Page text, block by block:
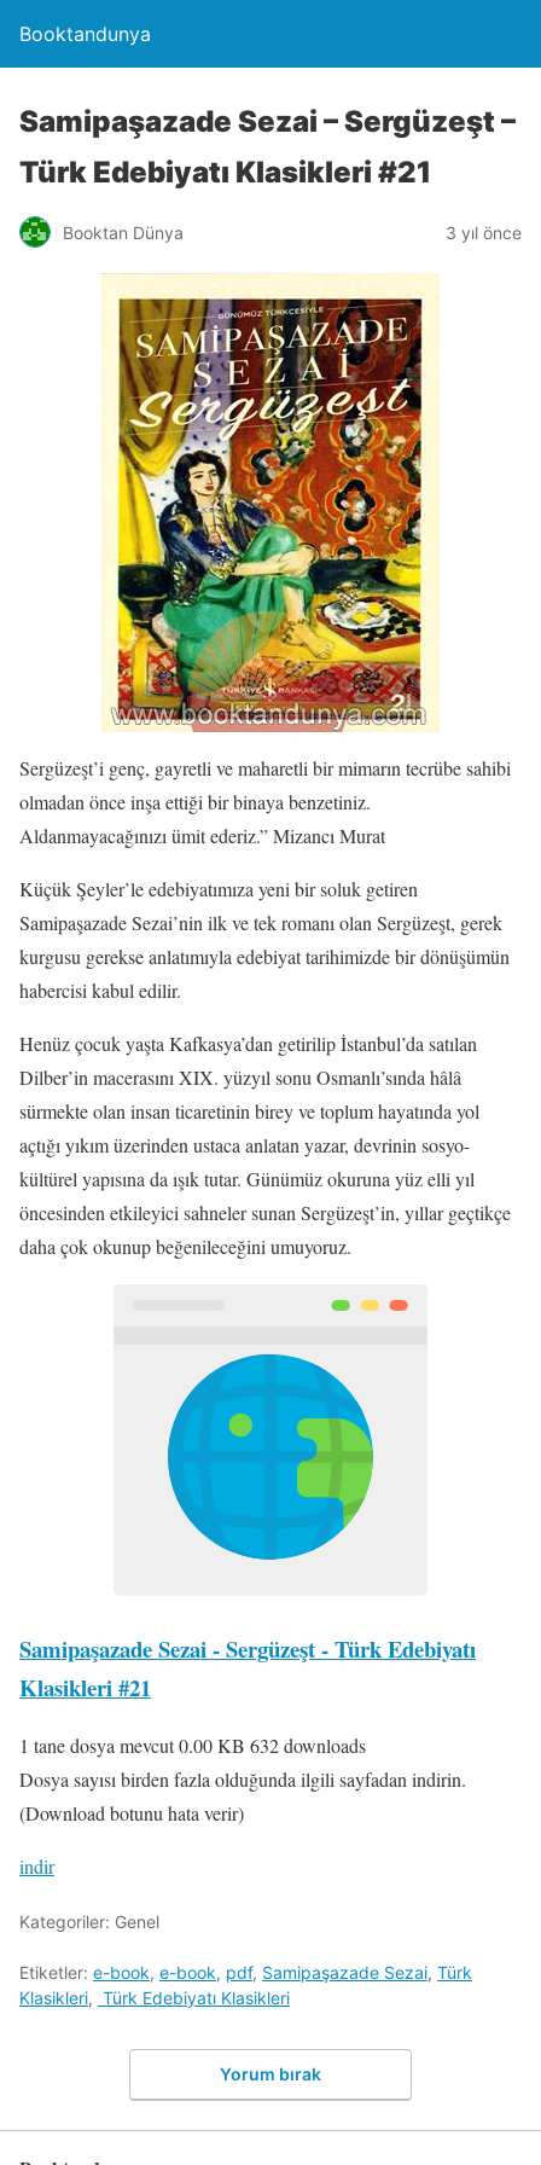
Booktandunya
Samipaşazade Sezai – Sergüzeşt –
Türk Edebiyatı Klasikleri #21
Booktan Dünya 3 yıl önce
Sergüzeşt’i genç, gayretli ve maharetli bir mimarın tecrübe sahibi
olmadan önce inşa ettiği bir binaya benzetiniz.
Aldanmayacağınızı ümit ederiz.” Mizancı Murat
Küçük Şeyler’le edebiyatımıza yeni bir soluk getiren
Samipaşazade Sezai’nin ilk ve tek romanı olan Sergüzeşt, gerek
kurgusu gerekse anlatımıyla edebiyat tarihimizde bir dönüşümün
habercisi kabul edilir.
Henüz çocuk yaşta Kafkasya’dan getirilip İstanbul’da satılan
Dilber’in macerasını XIX. yüzyıl sonu Osmanlı’sında hâlâ
sürmekte olan insan ticaretinin birey ve toplum hayatında yol
açtığı yıkım üzerinden ustaca anlatan yazar, devrinin sosyo-
kültürel yapısına da ışık tutar. Günümüz okuruna yüz elli yıl
öncesinden etkileyici sahneler sunan Sergüzeşt’in, yıllar geçtikçe
daha çok okunup beğenileceğini umuyoruz.
Samipaşazade Sezai - Sergüzeşt - Türk Edebiyatı
Klasikleri #21
1 tane dosya mevcut0.00 KB 632 downloads
Dosya sayısı birden fazla olduğunda ilgili sayfadan indirin.
(Download botunu hata verir)
indir
Kategoriler: Genel
Etiketler: e-book, e-book, pdf, Samipaşazade Sezai, Türk
Klasikleri, Türk Edebiyatı Klasikleri
Yorum bırak